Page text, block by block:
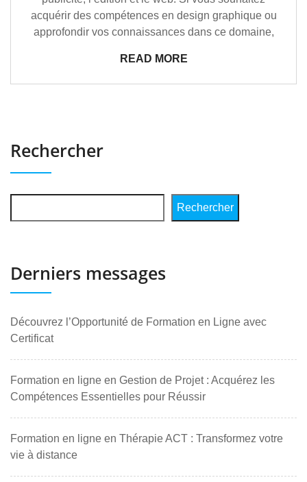
acquérir des compétences en design graphique ou
approfondir vos connaissances dans ce domaine,
READ MORE
Rechercher
Rechercher
Derniers messages
Découvrez l’Opportunité de Formation en Ligne avec
Certificat
Formation en ligne en Gestion de Projet : Acquérez les
Compétences Essentielles pour Réussir
Formation en ligne en Thérapie ACT : Transformez votre
vie à distance